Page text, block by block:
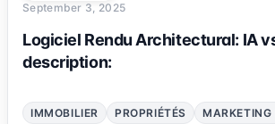
September 3, 2025
Logiciel Rendu Architectural: IA
description:
IMMOBILIER PROPRIÉTÉS MARKETING